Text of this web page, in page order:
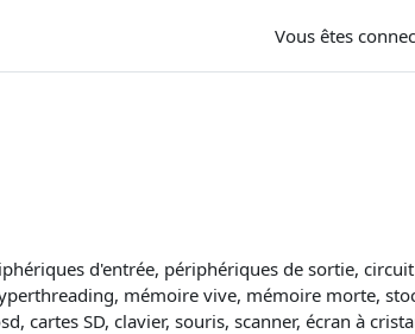
Vous êtes
d'entrée, périphériques de sortie, circuit
mémoire vive, mémoire morte,
cartes SD, clavier, souris, scanner, écran à